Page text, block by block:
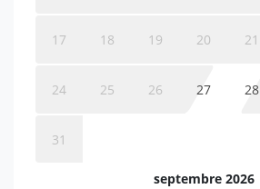
17 18 19 20 21
24 25 26 27 28
31
septembre 2026